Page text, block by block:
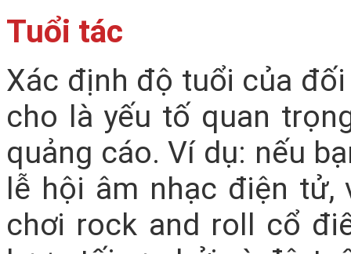
Tuổi tác
Xác định độ tuổi của
cho là yếu tố quan
quảng cáo. Ví dụ: nếu
lễ hội âm nhạc điện
chơi rock and roll cổ